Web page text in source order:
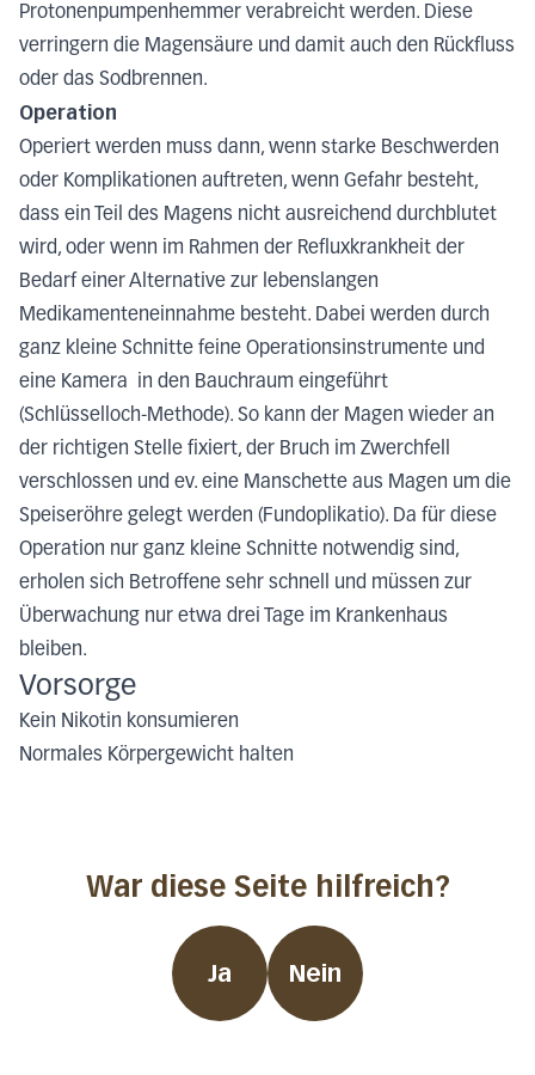
Protonenpumpenhemmer verabreicht werden. Diese
verringern die Magensäure und damit auch den Rückfluss
oder das Sodbrennen.
Operation
Operiert werden muss dann, wenn starke Beschwerden
oder Komplikationen auftreten, wenn Gefahr besteht,
dass ein Teil des Magens nicht ausreichend durchblutet
wird, oder wenn im Rahmen der Refluxkrankheit der
Bedarf einer Alternative zur lebenslangen
Medikamenteneinnahme besteht. Dabei werden durch
ganz kleine Schnitte feine Operationsinstrumente und
eine Kamera in den Bauchraum eingeführt
(Schlüsselloch-Methode). So kann der Magen wieder an
der richtigen Stelle fixiert, der Bruch im Zwerchfell
verschlossen und ev. eine Manschette aus Magen um die
Speiseröhre gelegt werden (Fundoplikatio). Da für diese
Operation nur ganz kleine Schnitte notwendig sind,
erholen sich Betroffene sehr schnell und müssen zur
Überwachung nur etwa drei Tage im Krankenhaus
bleiben.
Vorsorge
Kein Nikotin konsumieren
Normales Körpergewicht halten
War diese Seite hilfreich?
Ja Nein